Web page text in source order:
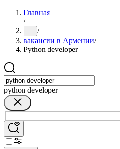
Главная
/
... /
вакансии в Армении/
Python developer
python developer